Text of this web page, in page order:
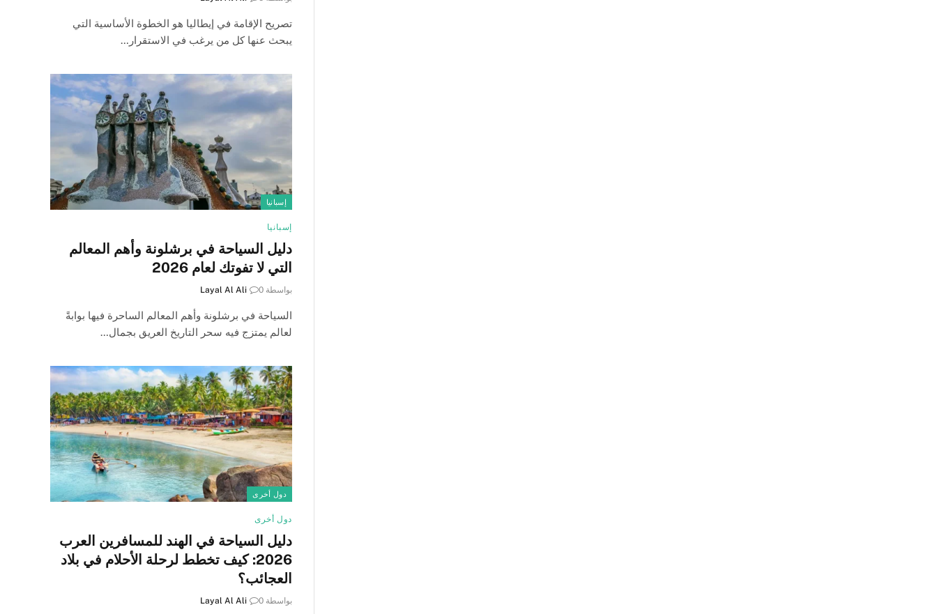
تصريح الإقامة في إيطاليا هو الخطوة الأساسية التي
يبحث عنها كل من يرغب في الاستقرار…
إسبانيا
إسبانيا
دليل السياحة في برشلونة وأهم المعالم
التي لا تفوتك لعام 2026
بواسطة Layal Al Ali 0
السياحة في برشلونة وأهم المعالم الساحرة فيها بوابةً
لعالم يمتزج فيه سحر التاريخ العريق بجمال…
دول أخرى
دول أخرى
دليل السياحة في الهند للمسافرين العرب
2026: كيف تخطط لرحلة الأحلام في بلاد
العجائب؟
بواسطة Layal Al Ali 0